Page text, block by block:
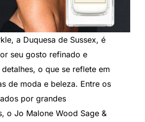
a Duquesa de Sussex, é
seu gosto refinado e
o que se reflete em
de moda e beleza. Entre os
por grandes
o Jo Malone Wood Sage &